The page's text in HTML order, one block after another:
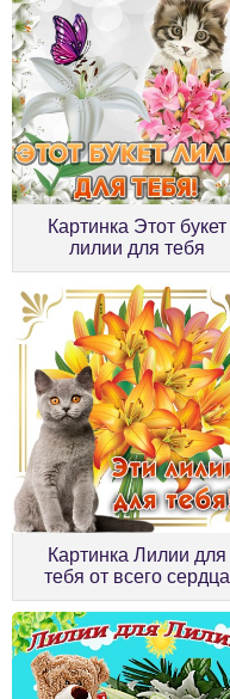
Картинка Этот букет
лилии для тебя
Картинка Лилии для
тебя от всего сердца